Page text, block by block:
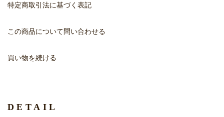
特定商取引法に基づく表記
この商品について問い合わせる
買い物を続ける
DETAIL